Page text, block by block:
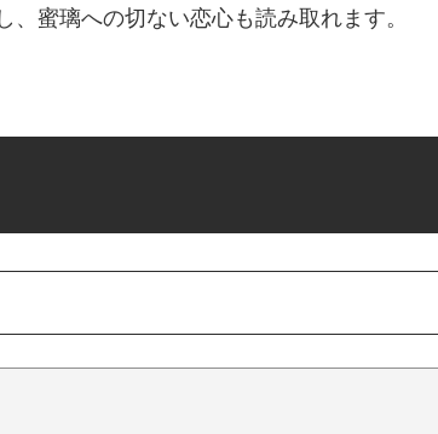
蜜璃への切ない恋心も読み取れます。